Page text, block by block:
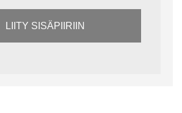
LIITY SISÄPIIRIIN